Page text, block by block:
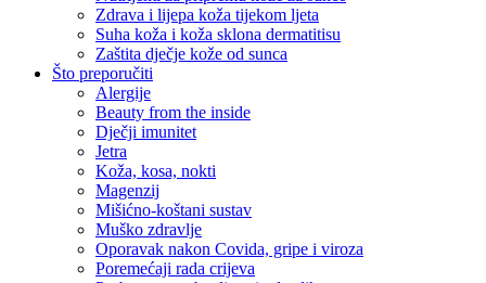
Zdrava i lijepa koža tijekom ljeta
Suha koža i koža sklona dermatitisu
Zaštita dječje kože od sunca
Što preporučiti
Alergije
Beauty from the inside
Dječji imunitet
Jetra
Koža, kosa, nokti
Magenzij
Mišićno-koštani sustav
Muško zdravlje
Oporavak nakon Covida, gripe i viroza
Poremećaji rada crijeva